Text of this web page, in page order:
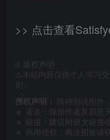
>> 点击查看
版权声明
⚠️本站内容仅供个人学习
授权声明：
除特别说明外
🔹 署名：保留作者及 邪恶
🔹 链接：建议附原文链接
🔹 商用授权：商业用途请